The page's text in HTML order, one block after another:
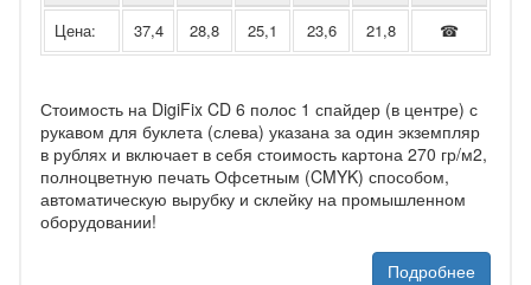
Цена: 37,4 28,8 25,1 23,6 21,8 ☎
Стоимость на DigiFix CD 6 полос 1 спайдер (в центре) с
рукавом для буклета (слева) указана за один экземпляр
в рублях и включает в себя стоимость картона 270 гр/м2,
полноцветную печать Офсетным (CMYK) способом,
автоматическую вырубку и склейку на промышленном
оборудовании!
Подробнее